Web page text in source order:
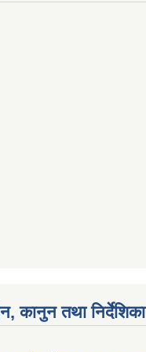
कानुन तथा निर्देशिका